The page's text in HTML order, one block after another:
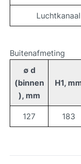
Luchtkanaal
Buitenafmeting
∅ d
(binnen
), mm
H1,
127 183